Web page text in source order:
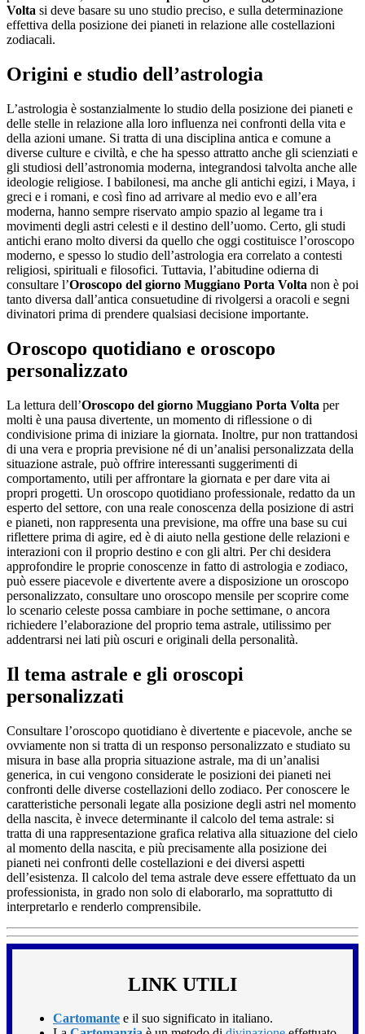
Volta si deve basare su uno studio preciso, e sulla determinazione
effettiva della posizione dei pianeti in relazione alle costellazioni
zodiacali.
Origini e studio dell’astrologia
L’astrologia è sostanzialmente lo studio della posizione dei pianeti e
delle stelle in relazione alla loro influenza nei confronti della vita e
della azioni umane. Si tratta di una disciplina antica e comune a
diverse culture e civiltà, e che ha spesso attratto anche gli scienziati e
gli studiosi dell’astronomia moderna, integrandosi talvolta anche alle
ideologie religiose. I babilonesi, ma anche gli antichi egizi, i Maya, i
greci e i romani, e così fino ad arrivare al medio evo e all’era
moderna, hanno sempre riservato ampio spazio al legame tra i
movimenti degli astri celesti e il destino dell’uomo. Certo, gli studi
antichi erano molto diversi da quello che oggi costituisce l’oroscopo
moderno, e spesso lo studio dell’astrologia era correlato a contesti
religiosi, spirituali e filosofici. Tuttavia, l’abitudine odierna di
consultare l’Oroscopo del giorno Muggiano Porta Volta non è poi
tanto diversa dall’antica consuetudine di rivolgersi a oracoli e segni
divinatori prima di prendere qualsiasi decisione importante.
Oroscopo quotidiano e oroscopo
personalizzato
La lettura dell’Oroscopo del giorno Muggiano Porta Volta per
molti è una pausa divertente, un momento di riflessione o di
condivisione prima di iniziare la giornata. Inoltre, pur non trattandosi
di una vera e propria previsione né di un’analisi personalizzata della
situazione astrale, può offrire interessanti suggerimenti di
comportamento, utili per affrontare la giornata e per dare vita ai
propri progetti. Un oroscopo quotidiano professionale, redatto da un
esperto del settore, con una reale conoscenza della posizione di astri
e pianeti, non rappresenta una previsione, ma offre una base su cui
riflettere prima di agire, ed è di aiuto nella gestione delle relazioni e
interazioni con il proprio destino e con gli altri. Per chi desidera
approfondire le proprie conoscenze in fatto di astrologia e zodiaco,
può essere piacevole e divertente avere a disposizione un oroscopo
personalizzato, consultare uno oroscopo mensile per scoprire come
lo scenario celeste possa cambiare in poche settimane, o ancora
richiedere l’elaborazione del proprio tema astrale, utilissimo per
addentrarsi nei lati più oscuri e originali della personalità.
Il tema astrale e gli oroscopi
personalizzati
Consultare l’oroscopo quotidiano è divertente e piacevole, anche se
ovviamente non si tratta di un responso personalizzato e studiato su
misura in base alla propria situazione astrale, ma di un’analisi
generica, in cui vengono considerate le posizioni dei pianeti nei
confronti delle diverse costellazioni dello zodiaco. Per conoscere le
caratteristiche personali legate alla posizione degli astri nel momento
della nascita, è invece determinante il calcolo del tema astrale: si
tratta di una rappresentazione grafica relativa alla situazione del cielo
al momento della nascita, e più precisamente alla posizione dei
pianeti nei confronti delle costellazioni e dei diversi aspetti
dell’esistenza. Il calcolo del tema astrale deve essere effettuato da un
professionista, in grado non solo di elaborarlo, ma soprattutto di
interpretarlo e renderlo comprensibile.
LINK UTILI
Cartomante e il suo significato in italiano.